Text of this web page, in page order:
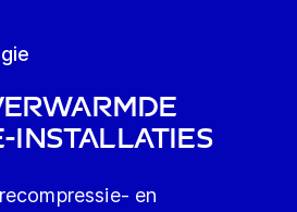
installaties
en